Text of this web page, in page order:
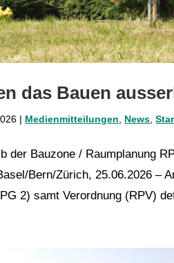
das Bauen
| Medienmitteilungen, News,
der Bauzone / Raumplanung
Bern/Zürich, 25.06.2026 –
2) samt Verordnung (RPV)